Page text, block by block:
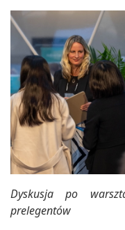
Dyskusja po
prelegentów